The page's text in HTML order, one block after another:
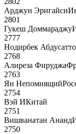
Арджун Эригайси
2801
Гукеш Доммараджу
2777
Нодирбек
2768
Алиреза Фируджа
2763
Ян Непомнящий
2754
Вэй ИКитай
2751
Вишванатан Ананд
2750